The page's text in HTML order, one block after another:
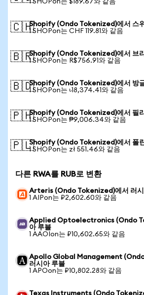
1 SHOPon는 $189.67와 같음
🇨🇭Shopify (Ondo Tokenized)에서 스
1 SHOPon는 CHF 119.81와 같음
🇧🇷Shopify (Ondo Tokenized)에서 브
1 SHOPon는 R$756.91와 같음
🇧🇩Shopify (Ondo Tokenized)에서 방
1 SHOPon는 ৳18,374.41와 같음
🇵🇭Shopify (Ondo Tokenized)에서 필
1 SHOPon는 ₱9,006.34와 같음
🇵🇱Shopify (Ondo Tokenized)에서 폴
1 SHOPon는 zł 551.46와 같음
다른 RWA를 RUB로 변환
Arteris (Ondo Tokenized)에서 러시
1 AIPon는 ₽2,602.60와 같음
Applied Optoelectronics (Ondo
아 루블
1 AAOIon는 ₽10,602.65와 같음
Apollo Global Management
러시아 루블
1 APOon는 ₽10,802.28와 같음
Texas Instruments (Ondo